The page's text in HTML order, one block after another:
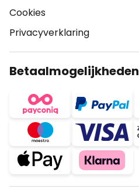
Cookies
Privacyverklaring
Betaalmogelijkheden